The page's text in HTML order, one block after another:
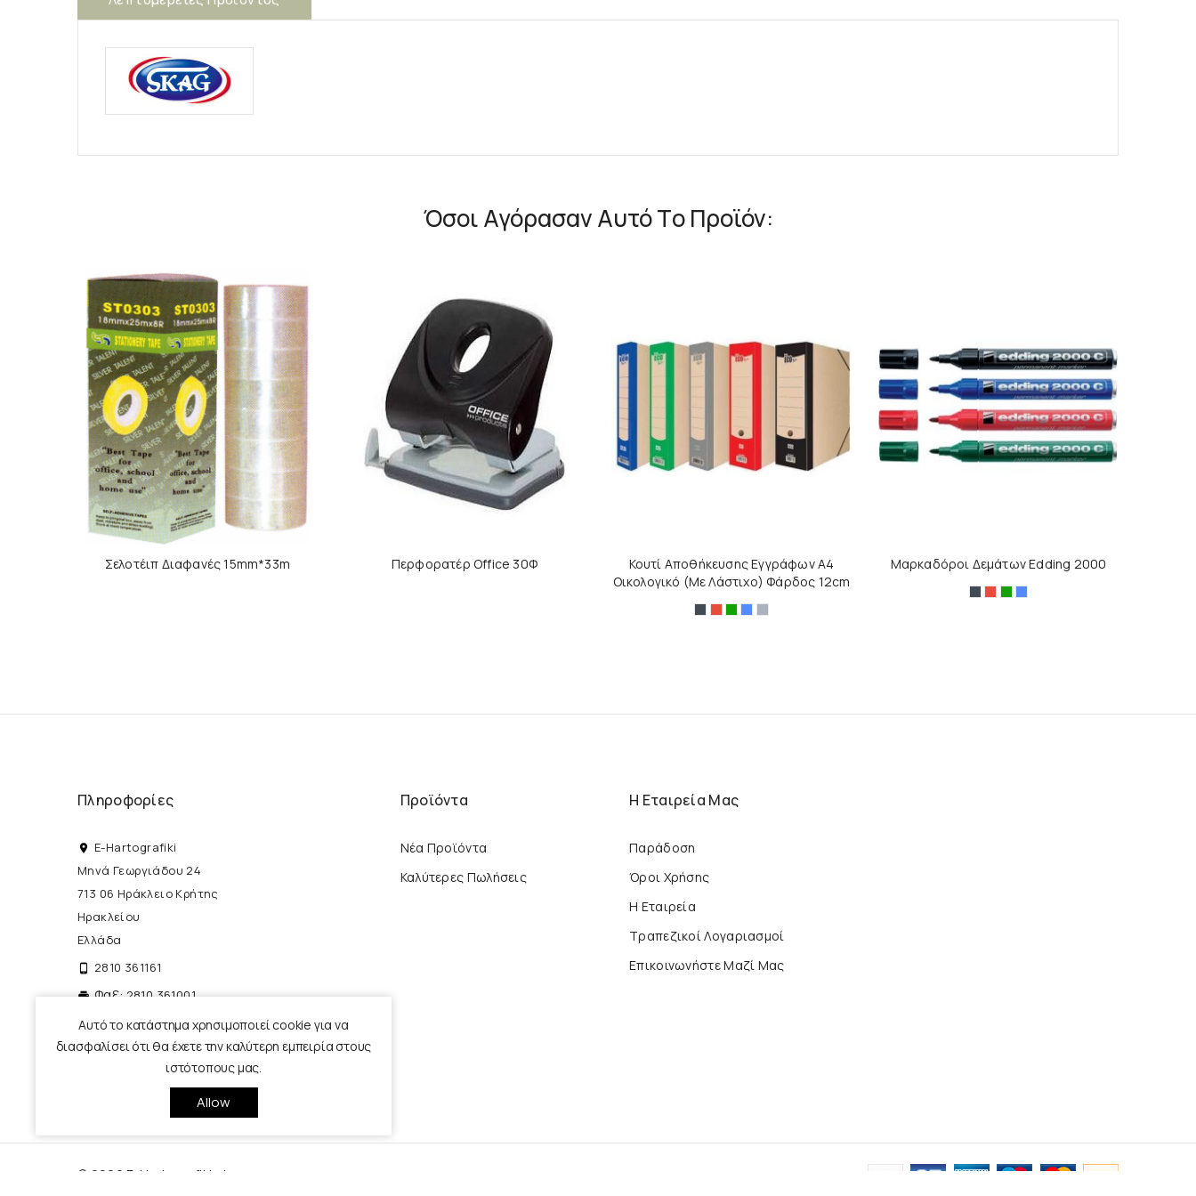
Όσοι Αγόρασαν Αυτό Τo Προϊόν:
Σελοτέιπ Διαφανές 15mm*33m Περφορατέρ Office 30Φ
Κουτί Αποθήκευσης Εγγράφων Α4
Οικολογικό (Με Λάστιχο) Φάρδος 12cm
Μαύρο
Κόκκινο
Πράσινο
ΜπλεΓκρι
Μαρκαδόροι Δεμάτων Edding 2000
Μαύρο
Κόκκινο
Πράσινο
Μπλε
Πληροφορίες
place
E-Hartografiki
Μηνά Γεωργιάδου 24
713 06 Ηράκλειο Κρήτης
Ηρακλείου
Ελλάδα
phone_android 2810 361161
print Φαξ: 2810 361001
local_post_office info@e-hartografiki.gr
Προϊόντα
Νέα Προϊόντα
Καλύτερες Πωλήσεις
Η Εταιρεία Μας
Παράδοση
Όροι Χρήσης
Η Εταιρεία
Τραπεζικοί Λογαριασμοί
Επικοινωνήστε Μαζί Μας
Αυτό το κατάστημα χρησιμοποιεί cookie για να
διασφαλίσει ότι θα έχετε την καλύτερη εμπειρία στους
ιστότοπους μας.
Allow
© 2026 E-Hartografiki - by